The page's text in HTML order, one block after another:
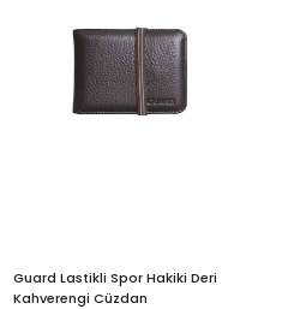
Guard Lastikli Spor Hakiki Deri
Kahverengi Cüzdan